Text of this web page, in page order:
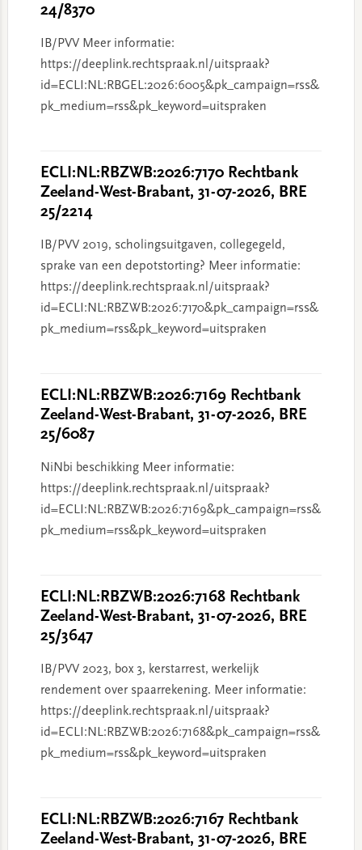
24/8370
IB/PVV Meer informatie:
https://deeplink.rechtspraak.nl/uitspraak?
id=ECLI:NL:RBGEL:2026:6005&pk_campaign=rss&
pk_medium=rss&pk_keyword=uitspraken
ECLI:NL:RBZWB:2026:7170 Rechtbank
Zeeland-West-Brabant, 31-07-2026, BRE
25/2214
IB/PVV 2019, scholingsuitgaven, collegegeld,
sprake van een depotstorting? Meer informatie:
https://deeplink.rechtspraak.nl/uitspraak?
id=ECLI:NL:RBZWB:2026:7170&pk_campaign=rss&
pk_medium=rss&pk_keyword=uitspraken
ECLI:NL:RBZWB:2026:7169 Rechtbank
Zeeland-West-Brabant, 31-07-2026, BRE
25/6087
NiNbi beschikking Meer informatie:
https://deeplink.rechtspraak.nl/uitspraak?
id=ECLI:NL:RBZWB:2026:7169&pk_campaign=rss&
pk_medium=rss&pk_keyword=uitspraken
ECLI:NL:RBZWB:2026:7168 Rechtbank
Zeeland-West-Brabant, 31-07-2026, BRE
25/3647
IB/PVV 2023, box 3, kerstarrest, werkelijk
rendement over spaarrekening. Meer informatie:
https://deeplink.rechtspraak.nl/uitspraak?
id=ECLI:NL:RBZWB:2026:7168&pk_campaign=rss&
pk_medium=rss&pk_keyword=uitspraken
ECLI:NL:RBZWB:2026:7167 Rechtbank
Zeeland-West-Brabant, 31-07-2026, BRE